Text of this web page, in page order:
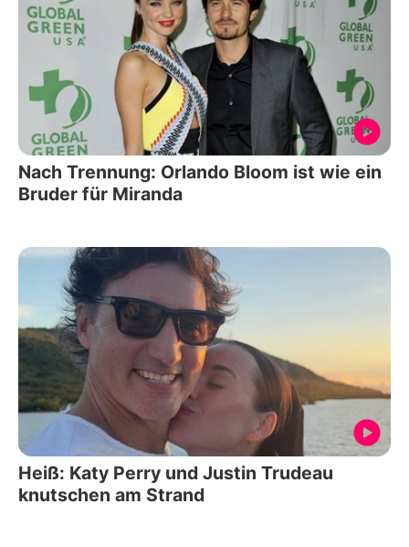
Nach Trennung: Orlando Bloom ist wie ein
Bruder für Miranda
Heiß: Katy Perry und Justin Trudeau
knutschen am Strand